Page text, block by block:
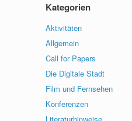
Kategorien
Aktivitäten
Allgemein
Call for Papers
Die Digitale Stadt
Film und Fernsehen
Konferenzen